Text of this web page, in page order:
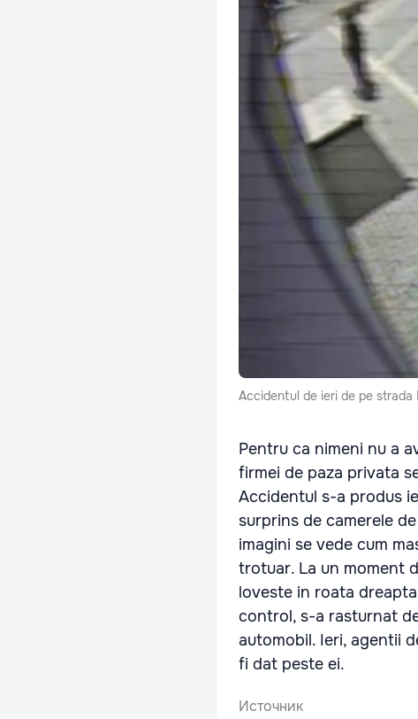
Accidentul de ieri de pe
Pentru ca nimeni nu a
firmei de paza privata
Accidentul s-a produs
surprins de camerele
imagini se vede cum
trotuar. La un moment
loveste in roata
control, s-a rasturnat
automobil. Ieri, agentii
fi dat peste ei.
Источник